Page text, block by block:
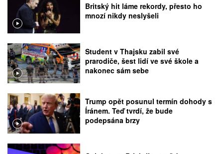
Britský hit láme rekordy, přesto ho
mnozí nikdy neslyšeli
Student v Thajsku zabil své
prarodiče, šest lidí ve své škole a
nakonec sám sebe
Trump opět posunul termín dohody s
Íránem. Teď tvrdí, že bude
podepsána brzy